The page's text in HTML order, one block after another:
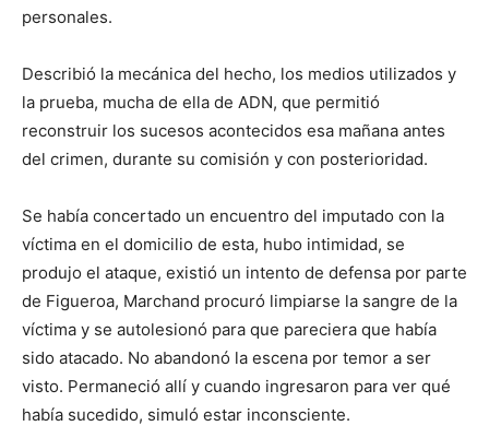
personales.
Describió la mecánica del hecho, los medios utilizados y
la prueba, mucha de ella de ADN, que permitió
reconstruir los sucesos acontecidos esa mañana antes
del crimen, durante su comisión y con posterioridad.
Se había concertado un encuentro del imputado con la
víctima en el domicilio de esta, hubo intimidad, se
produjo el ataque, existió un intento de defensa por parte
de Figueroa, Marchand procuró limpiarse la sangre de la
víctima y se autolesionó para que pareciera que había
sido atacado. No abandonó la escena por temor a ser
visto. Permaneció allí y cuando ingresaron para ver qué
había sucedido, simuló estar inconsciente.